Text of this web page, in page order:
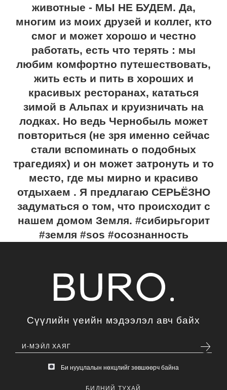
животные - МЫ НЕ БУДЕМ. Да,
многим из моих друзей и коллег, кто
смог и может хорошо и честно
работать, есть что терять : мы
любим комфортно путешествовать,
жить есть и пить в хороших и
красивых ресторанах, кататься
зимой в Альпах и круизничать на
лодках. Но ведь Чернобыль может
повториться (не зря именно сейчас
стали вспоминать о подобных
трагедиях) и он может затронуть и то
место, где мы мирно и красиво
отдыхаем . Я предлагаю СЕРЬЁЗНО
задуматься о том, что происходит с
нашем домом Земля. #сибирьгорит
#земля #sos #осознанность
Сүүлийн үеийн мэдээлэл авч байх
Би нууцлалын нөхцлийг зөвшөөрч байна
БИДНИЙ ТУХАЙ